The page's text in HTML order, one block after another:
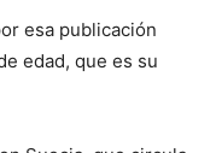
esa publicación
edad, que es su